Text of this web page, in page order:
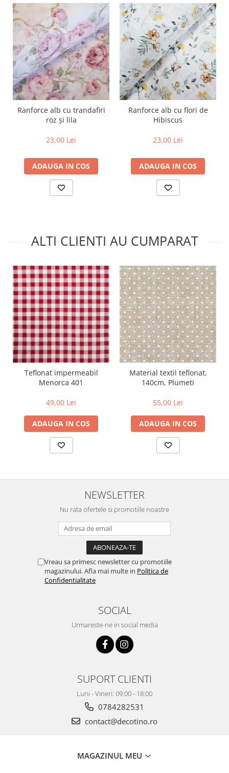
Ranforce alb cu trandafiri
roz și lila
23,00 Lei
ADAUGA IN COS
Ranforce alb cu flori de
Hibiscus
23,00 Lei
ADAUGA IN COS
ALTI CLIENTI AU CUMPARAT
Teflonat impermeabil
Menorca 401
49,00 Lei
ADAUGA IN COS
Material textil teflonat,
140cm, Plumeti
55,00 Lei
ADAUGA IN COS
NEWSLETTER
Nu rata ofertele si promotiile noastre
Vreau sa primesc newsletter cu promotiile
magazinului. Afla mai multe in Politica de
Confidentialitate
SOCIAL
Urmareste-ne in social media
SUPORT CLIENTI
Luni - Vineri: 09:00 - 18:00
0784282531
contact@decotino.ro
MAGAZINUL MEU